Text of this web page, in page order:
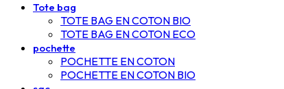
Tote bag
TOTE BAG EN COTON BIO
TOTE BAG EN COTON ECO
pochette
POCHETTE EN COTON
POCHETTE EN COTON BIO